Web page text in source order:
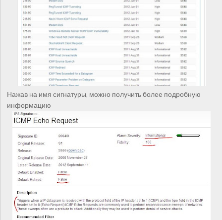
Нажав на имя сигнатуры, можно получить более подробную
информацию